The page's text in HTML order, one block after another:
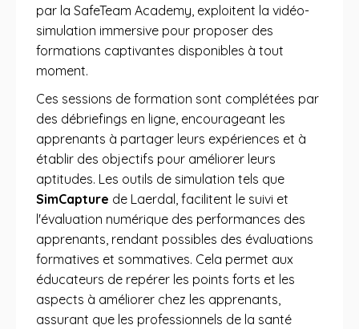
par la SafeTeam Academy, exploitent la vidéo-
simulation immersive pour proposer des
formations captivantes disponibles à tout
moment.
Ces sessions de formation sont complétées par
des débriefings en ligne, encourageant les
apprenants à partager leurs expériences et à
établir des objectifs pour améliorer leurs
aptitudes. Les outils de simulation tels que
SimCapture de Laerdal, facilitent le suivi et
l'évaluation numérique des performances des
apprenants, rendant possibles des évaluations
formatives et sommatives. Cela permet aux
éducateurs de repérer les points forts et les
aspects à améliorer chez les apprenants,
assurant que les professionnels de la santé